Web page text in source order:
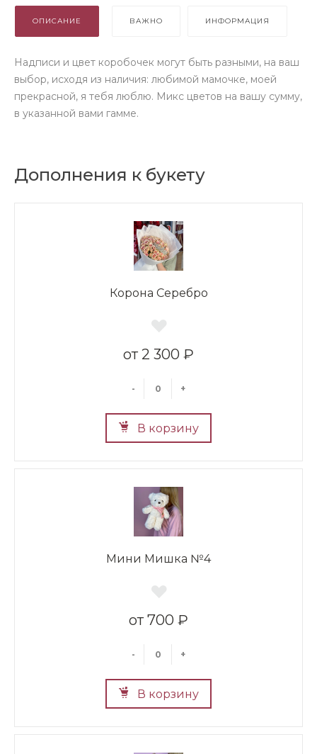
ОПИСАНИЕ ВАЖНО ИНФОРМАЦИЯ
Надписи и цвет коробочек могут быть разными, на ваш
выбор, исходя из наличия: любимой мамочке, моей
прекрасной, я тебя люблю. Микс цветов на вашу сумму,
в указанной вами гамме.
Дополнения к букету
Корона Серебро
2 300 ₽
- +
В корзину
Мини Мишка №4
700 ₽
- +
В корзину